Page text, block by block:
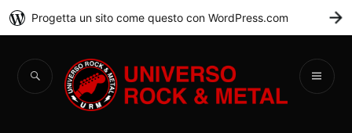
Universo Rock &
Metal
Progetta un sito come questo con WordPress.com